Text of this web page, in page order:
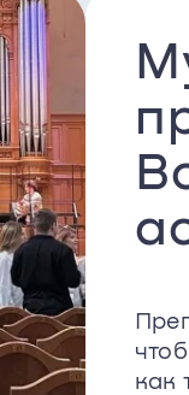
как